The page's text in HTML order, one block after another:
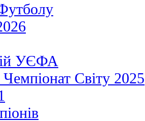
УЄФА
Світу 2025